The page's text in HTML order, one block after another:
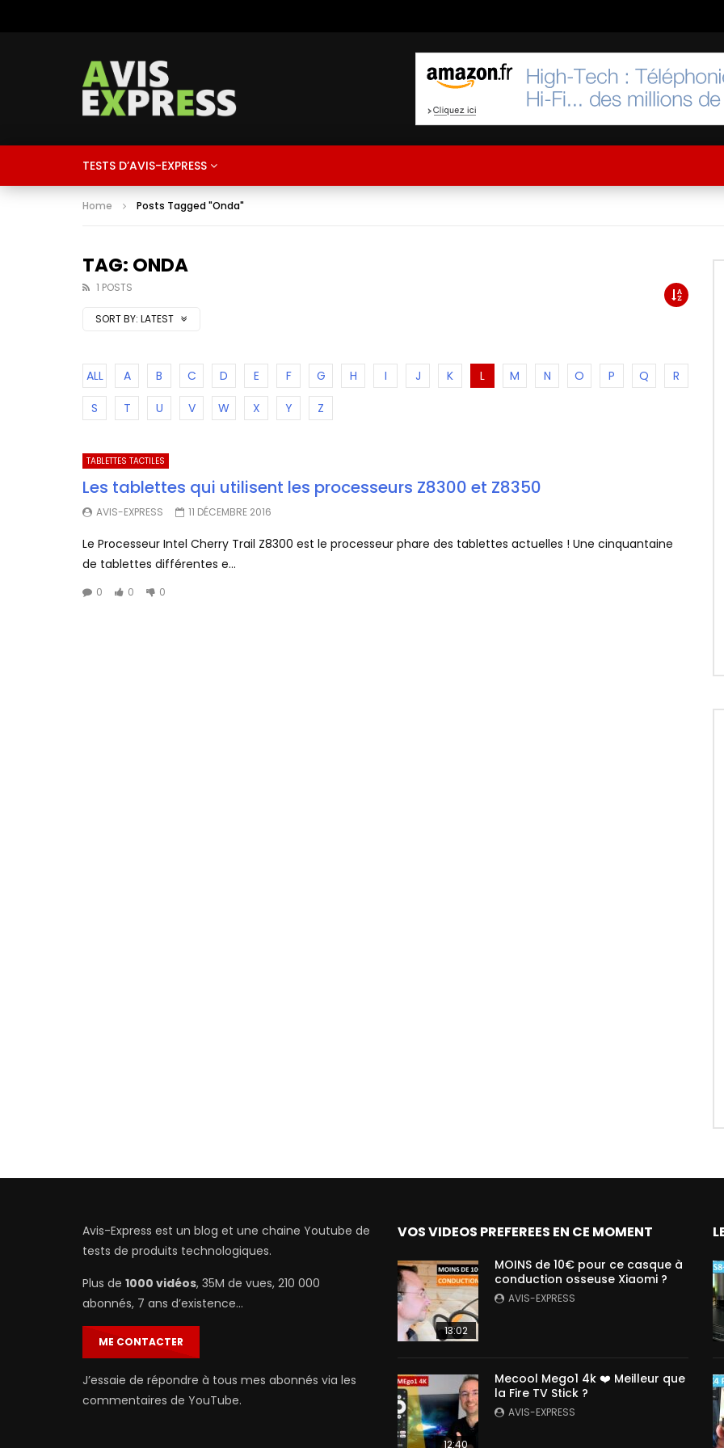
TESTS D’AVIS-EXPRESS
Home Posts Tagged "Onda"
TAG: ONDA
1 POSTS
SORT BY: LATEST
ALL A B C D E F G H I J K L M N O P Q
R
S
T U V W X Y Z
TABLETTES TACTILES
Les tablettes qui utilisent les processeurs Z8300 et Z8350
AVIS-EXPRESS 11 DÉCEMBRE 2016
Le Processeur Intel Cherry Trail Z8300 est le processeur phare des tablettes actuelles ! Une cinquantaine
de tablettes différentes e...
0 0 0
Avis-Express est un blog et une chaine Youtube de
tests de produits technologiques.
Plus de 1000 vidéos, 35M de vues, 210 000
abonnés, 7 ans d’existence…
ME CONTACTER
J’essaie de répondre à tous mes abonnés via les
commentaires de YouTube.
VOS VIDEOS PREFEREES EN CE MOMENT
13:02
MOINS de 10€ pour ce casque à
conduction osseuse Xiaomi ?
AVIS-EXPRESS
12:40
Mecool Mego1 4k ❤️ Meilleur que
la Fire TV Stick ?
AVIS-EXPRESS